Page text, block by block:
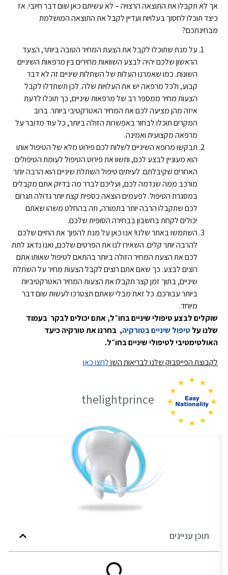
אך לא תקבלו את התוצאה הרצויה – לא עשיתם כאן שום דבר חיובי. אז
כיצד תוכלו לחסוך בעלויות ועדיין לקבל את התוצאה המושלמת
מבחינתכם?
על מנת שתוכלו לקבל את הצעת המחיר הטובה ביותר, הצעד
הראשון שלכם יהיה לבצע השוואות מחירים בין מרפאות השיניים
השונות. כמו שאמרנו העלות של השתלות שיניים זה לא דבר
קבוע, ולכל מרפאה יש את העלויות שלה. לכן תשתדלו לקבל
הצעות מחיר ממספר רב של מרפאות שיניים, כך תוכלו לדעת
איזה מהן מציעה לכם את המחיר האטרקטיבי ביותר. ברוב
המקרים תוכלו לבחור באפשרות הזולה ביותר, כל עוד מדובר על
מרפאה מקצועית ואמינה.
תבקשו מרופא השיניים לשלוח לכם פירוט מלא של הטיפול אותו
הוא מעוניין לבצע לכם, ותשוו את פירוט הטיפול לעומת הטיפולים
האחרים שקיבלתם. לעיתים טיפול השתלת שיניים הוא הרבה יותר
מורכב ממה שנדמה לכם, ועליכם לברר מה בדיוק אתם מקבלים
במסגרת הטיפול. לפעמים הוצאה כספית קצת יותר גדולה תגרום
לכם שתקבלו הרבה יותר בתמורה, וזה בהחלט משהו שאתם
יכולים לקחת בחשבון בבחירה הסופית שלכם.
השתמשו באתר שלנו! אנו כאן על מנת להפוך את החיים שלכם
להרבה יותר קלים. השאירו לנו את הפרטים שלכם, ואנו נדאג לתת
לכם את הצעת המחיר הזולה ביותר בהתאם לטיפול שאותו אתם
רוצים לבצע. כך שאם אתם רוצים לקבל הצעות מחיר על השתלת
שיניים, בתוך זמן קצר תקבלו את הצעות המחיר האטרקטיביות
ביותר עבורכם. כל זאת מבלי שאתם תצטרכו לעשות שום דבר
מיוחד.
שוקלים לבצע טיפולי שיניים בחו״ל, אתם יכולים לבקר בעמוד
שלנו עלטיפול שיניים בטורקיה, בחרנו את טורקיה כיעד
האולטימטיבי לטיפולי שיניים בחו״ל.
לקבוצת הפייסבוק שלנו לבריאות השןלחצו כאן
thelightprince
תוכן עניינים